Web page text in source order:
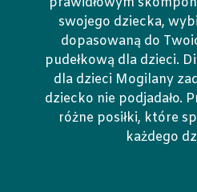
swojego dziecka,
dopasowaną do
pudełkową dla dzieci.
dla dzieci Mogilany
dziecko nie podjadało.
różne posiłki, które
każdego